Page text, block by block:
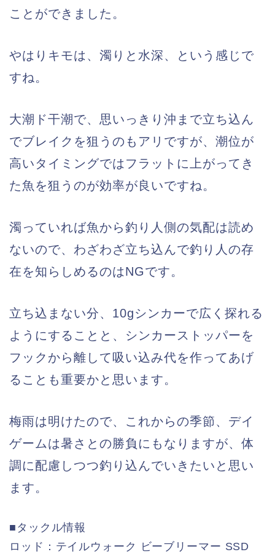
ことができました。
やはりキモは、濁りと水深、という感じで
すね。
大潮ド干潮で、思いっきり沖まで立ち込ん
でブレイクを狙うのもアリですが、潮位が
高いタイミングではフラットに上がってき
た魚を狙うのが効率が良いですね。
濁っていれば魚から釣り人側の気配は読め
ないので、わざわざ立ち込んで釣り人の存
在を知らしめるのはNGです。
立ち込まない分、10gシンカーで広く探れる
ようにすることと、シンカーストッパーを
フックから離して吸い込み代を作ってあげ
ることも重要かと思います。
梅雨は明けたので、これからの季節、デイ
ゲームは暑さとの勝負にもなりますが、体
調に配慮しつつ釣り込んでいきたいと思い
ます。
■タックル情報
ロッド：テイルウォーク ビーブリーマー SSD